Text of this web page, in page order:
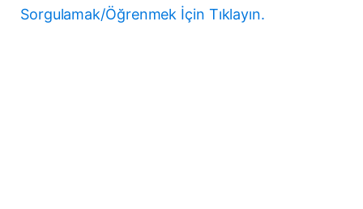
Sorgulamak/Öğrenmek İçin Tıklayın.